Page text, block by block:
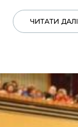
ЧИТАТИ ДАЛІ